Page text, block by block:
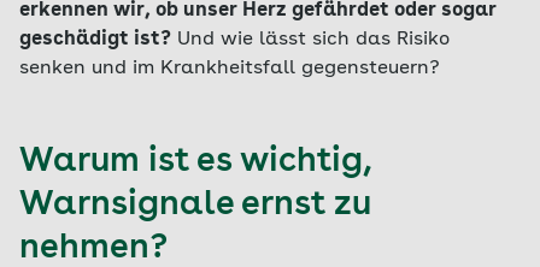
erkennen wir, ob unser Herz gefährdet oder sogar
geschädigt ist? Und wie lässt sich das Risiko
senken und im Krankheitsfall gegensteuern?
Warum ist es wichtig,
Warnsignale ernst zu
nehmen?